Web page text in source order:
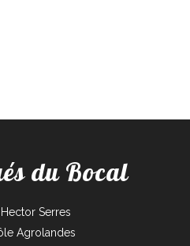
du Bocal
Serres
Agrolandes